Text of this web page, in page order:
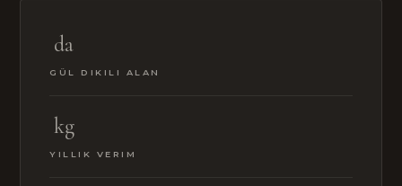
da
GÜL DIKILI ALAN
kg
YILLIK VERIM